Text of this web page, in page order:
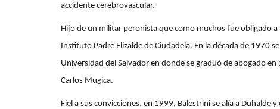
accidente cerebrovascular.
Hijo de un militar peronista que como muchos fue obligado
Instituto Padre Elizalde de Ciudadela. En la década de 1970
Universidad del Salvador en donde se graduó de abogado
Carlos Mugica.
Fiel a sus convicciones, en 1999, Balestrini se alía a